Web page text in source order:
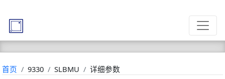
首页 9330 SLBMU 详细参数